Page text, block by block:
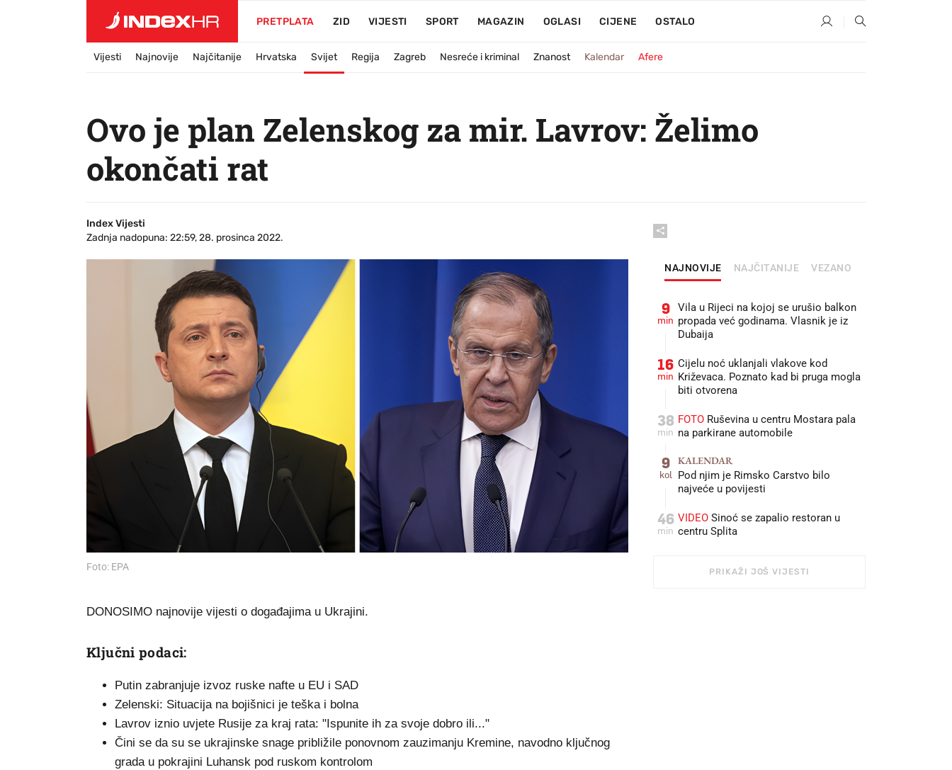
PRETPLATA ZID VIJESTI SPORT MAGAZIN OGLASI CIJENE OSTALO
Vijesti Najnovije Najčitanije Hrvatska Svijet Regija Zagreb Nesreće i kriminal Znanost Kalendar Afere
Ovo je plan Zelenskog za mir. Lavrov: Želimo
okončati rat
Index Vijesti
Zadnja nadopuna: 22:59, 28. prosinca 2022.
Foto: EPA
DONOSIMO najnovije vijesti o događajima u Ukrajini.
Ključni podaci:
Putin zabranjuje izvoz ruske nafte u EU i SAD
Zelenski: Situacija na bojišnici je teška i bolna
Lavrov iznio uvjete Rusije za kraj rata: "Ispunite ih za svoje dobro ili..."
Čini se da su se ukrajinske snage približile ponovnom zauzimanju Kremine, navodno ključnog
grada u pokrajini Luhansk pod ruskom kontrolom
NAJNOVIJE NAJČITANIJE VEZANO
9
min
Vila u Rijeci na kojoj se urušio balkon
propada već godinama. Vlasnik je iz
Dubaija
16
min
Cijelu noć uklanjali vlakove kod
Križevaca. Poznato kad bi pruga mogla
biti otvorena
38
min
FOTO Ruševina u centru Mostara pala
na parkirane automobile
9
kol
KALENDAR
Pod njim je Rimsko Carstvo bilo
najveće u povijesti
46
min
VIDEO Sinoć se zapalio restoran u
centru Splita
PRIKAŽI JOŠ VIJESTI